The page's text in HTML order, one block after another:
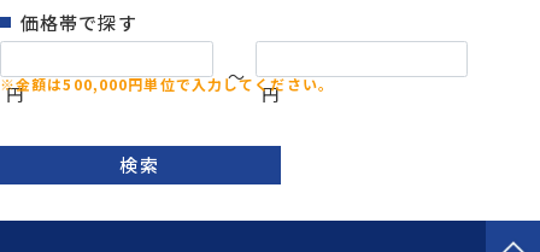
価格帯で探す
円
～
円
検索